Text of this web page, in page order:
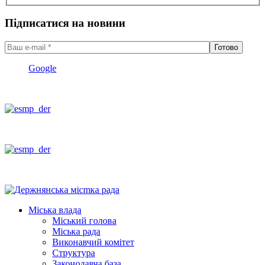
Підписатися на новини
Google
Міська влада
Міський голова
Міська рада
Виконавчий комітет
Структура